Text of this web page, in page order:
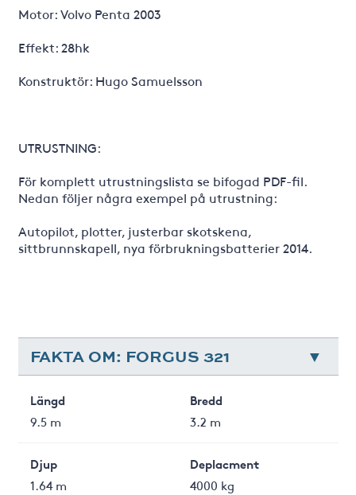
Motor: Volvo Penta 2003
Effekt: 28hk
Konstruktör: Hugo Samuelsson
UTRUSTNING:
För komplett utrustningslista se bifogad PDF-fil.
Nedan följer några exempel på utrustning:
Autopilot, plotter, justerbar skotskena,
sittbrunnskapell, nya förbrukningsbatterier 2014.
FAKTA OM: FORGUS 321
Längd
9.5 m
Bredd
3.2 m
Djup
1.64 m
Deplacment
4000 kg